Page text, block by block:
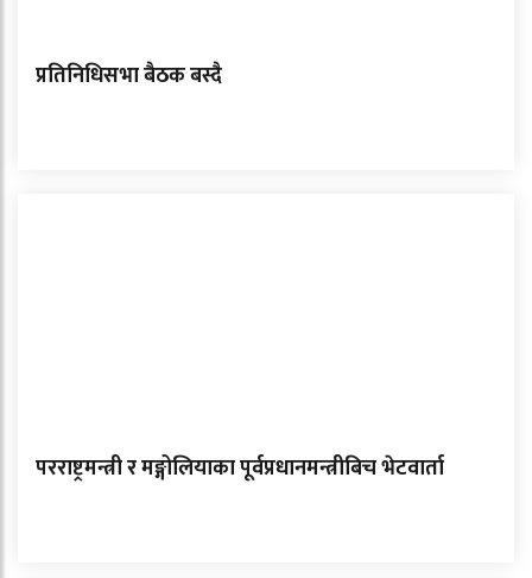
प्रतिनिधिसभा बैठक बस्दै
परराष्ट्रमन्त्री र मङ्गोलियाका पूर्वप्रधानमन्त्रीबिच भेटवार्ता